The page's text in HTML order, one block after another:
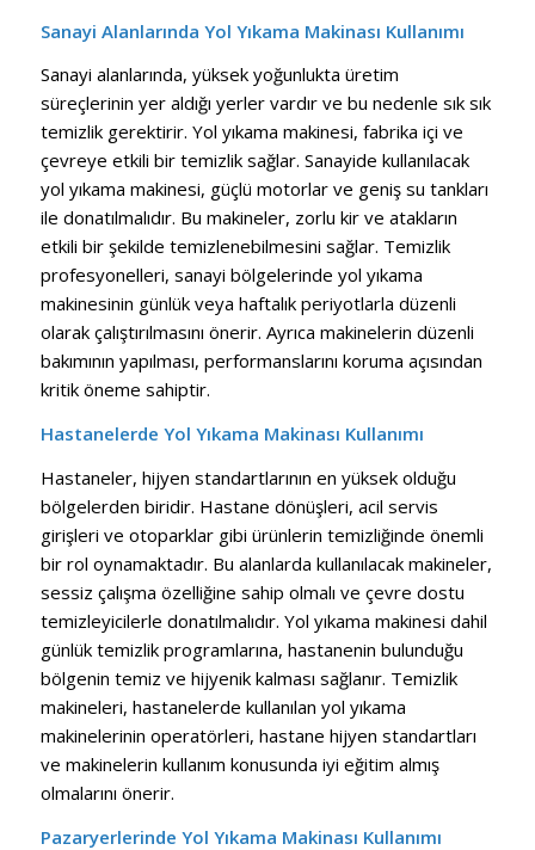
Sanayi Alanlarında Yol Yıkama Makinası Kullanımı
Sanayi alanlarında, yüksek yoğunlukta üretim
süreçlerinin yer aldığı yerler vardır ve bu nedenle sık sık
temizlik gerektirir. Yol yıkama makinesi, fabrika içi ve
çevreye etkili bir temizlik sağlar. Sanayide kullanılacak
yol yıkama makinesi, güçlü motorlar ve geniş su tankları
ile donatılmalıdır. Bu makineler, zorlu kir ve atakların
etkili bir şekilde temizlenebilmesini sağlar. Temizlik
profesyonelleri, sanayi bölgelerinde yol yıkama
makinesinin günlük veya haftalık periyotlarla düzenli
olarak çalıştırılmasını önerir. Ayrıca makinelerin düzenli
bakımının yapılması, performanslarını koruma açısından
kritik öneme sahiptir.
Hastanelerde Yol Yıkama Makinası Kullanımı
Hastaneler, hijyen standartlarının en yüksek olduğu
bölgelerden biridir. Hastane dönüşleri, acil servis
girişleri ve otoparklar gibi ürünlerin temizliğinde önemli
bir rol oynamaktadır. Bu alanlarda kullanılacak makineler,
sessiz çalışma özelliğine sahip olmalı ve çevre dostu
temizleyicilerle donatılmalıdır. Yol yıkama makinesi dahil
günlük temizlik programlarına, hastanenin bulunduğu
bölgenin temiz ve hijyenik kalması sağlanır. Temizlik
makineleri, hastanelerde kullanılan yol yıkama
makinelerinin operatörleri, hastane hijyen standartları
ve makinelerin kullanım konusunda iyi eğitim almış
olmalarını önerir.
Pazaryerlerinde Yol Yıkama Makinası Kullanımı